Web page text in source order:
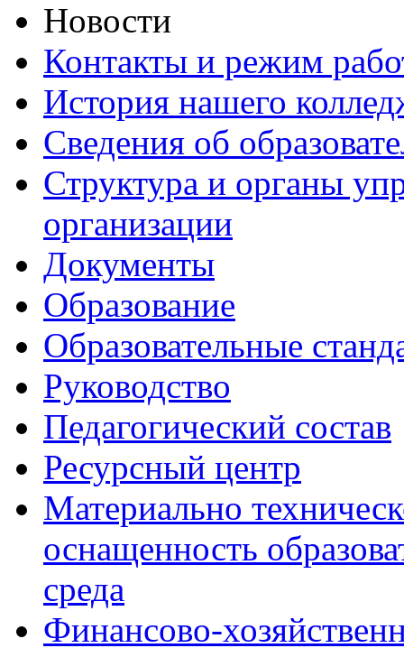
Новости
Контакты и режим
История нашего
Сведения об
Структура и органы
организации
Документы
Образование
Образовательные
Руководство
Педагогический состав
Ресурсный центр
Материально
оснащенность
среда
Финансово-